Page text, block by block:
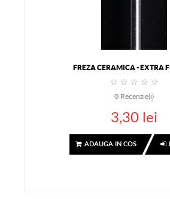
FREZA CERAMICA - EXTRA
0 Recenzie(i)
3,30 lei
ADAUGA IN COS